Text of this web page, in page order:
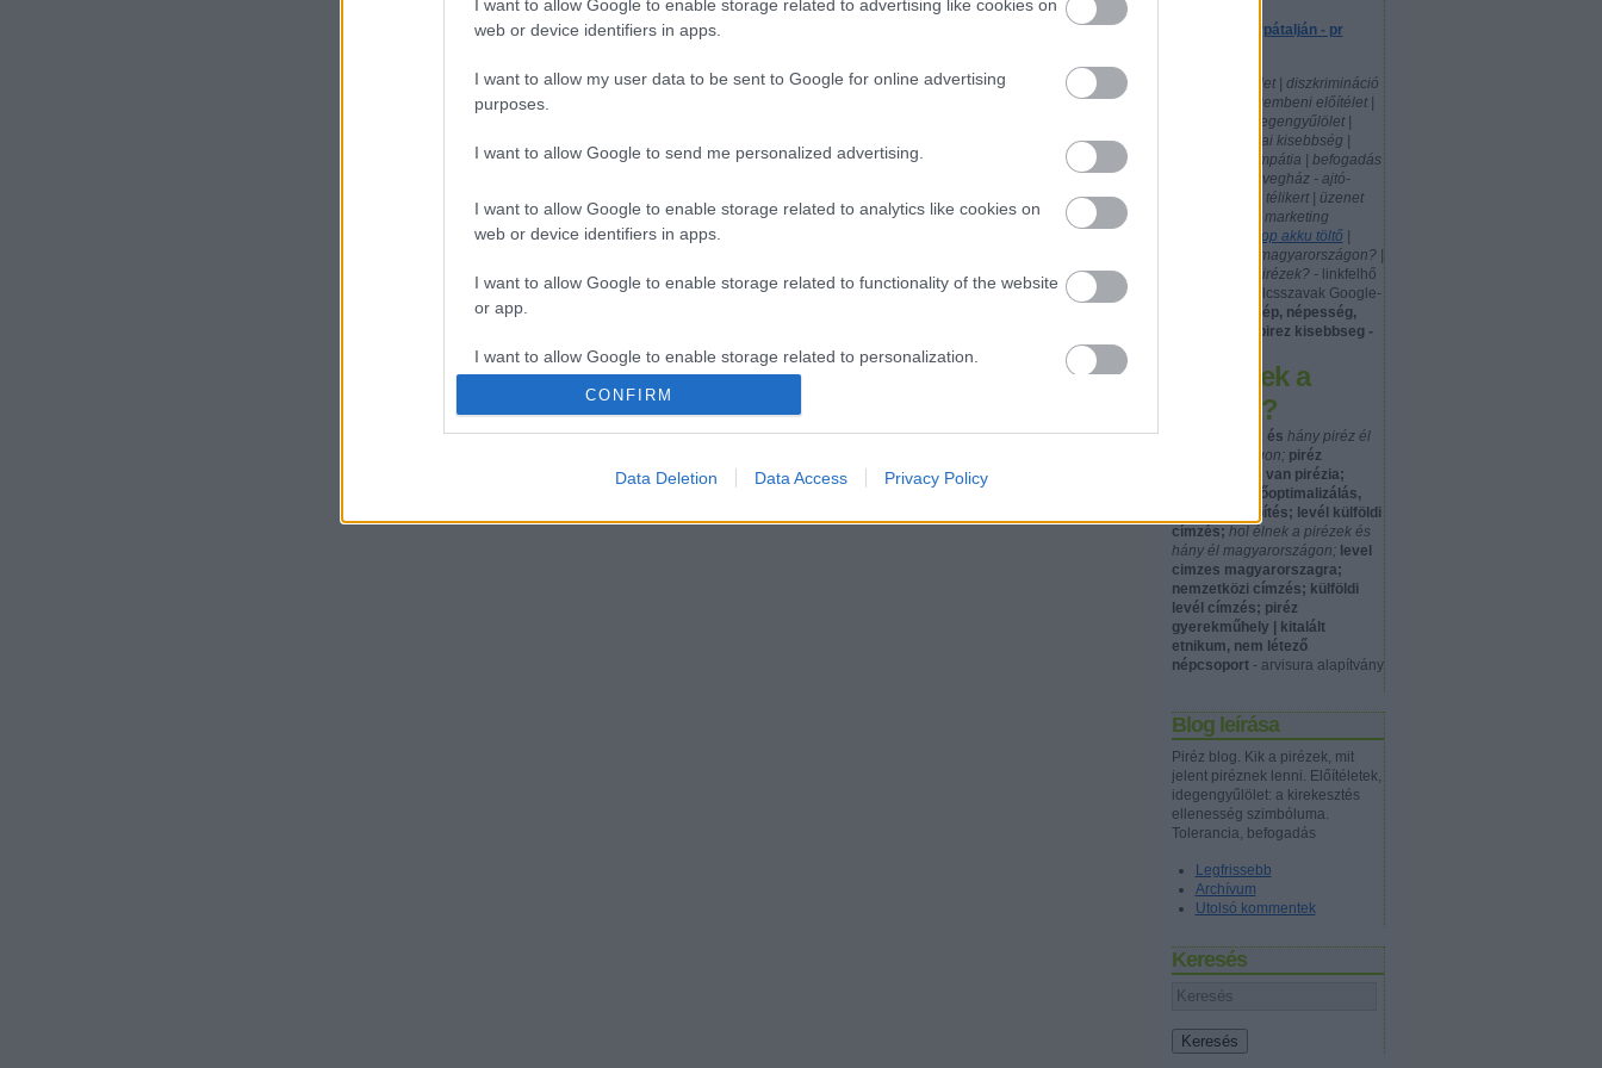
I want to allow Google to enable storage related to advertising like cookies on
web or device identifiers in apps.
I want to allow my user data to be sent to Google for online advertising
purposes.
I want to allow Google to send me personalized advertising.
I want to allow Google to enable storage related to analytics like cookies on
web or device identifiers in apps.
I want to allow Google to enable storage related to functionality of the website
or app.
I want to allow Google to enable storage related to personalization.
I want to allow Google to enable storage related to security, including
authentication functionality and fraud prevention, and other user protection.
CONFIRM
Data Deletion Data Access Privacy Policy
Egy piréz Kárpátalján - pr
politika | közélet | diszkrimináció
| pirézekkel szembeni előítélet |
xenofóbia - idegengyűlölet |
nemzeti, etnikai kisebbség |
előítéletek | empátia | befogadás
| tolerancia | üvegház - ajtó-
ablak gyártás, télikert | üzenet
küldés | mobil marketing
használt laptop akku töltő
hány piréz él magyarországon? |
hol laknak a pirézek? - linkfelhő
- szófelhő - kulcsszavak Google-
nép, népesség,
népcsoport: pirez kisebbseg -
Hol élnek a
pirézek?
honnan jöttek és hány piréz él
Magyarországon;piréz
jelentése; hol van pirézia;
google keresőoptimalizálás,
kreatív linképítés; levél külföldi
címzés; hol élnek a pirézek és
hány él magyarországon;level
cimzes magyarorszagra;
nemzetközi címzés; külföldi
levél címzés; piréz
gyerekműhely | kitalált
etnikum, nem létező
népcsoport - arvisura alapítvány
Blog leírása
Piréz blog. Kik a pirézek, mit
jelent piréznek lenni. Előítéletek,
idegengyűlölet: a kirekesztés
ellenesség szimbóluma.
Tolerancia, befogadás
Legfrissebb
Archívum
Utolsó kommentek
Keresés